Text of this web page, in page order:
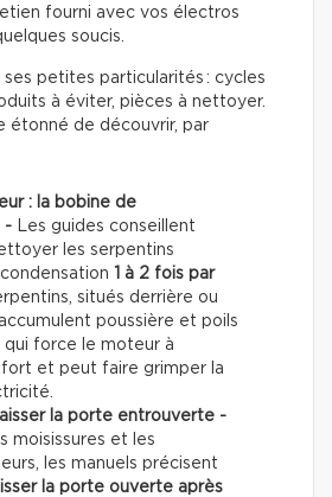
fourni avec vos électros
soucis.
ses petites particularités : cycles
à éviter, pièces à nettoyer.
étonné de découvrir, par
: la bobine de
- Les guides conseillent
les serpentins
1 à 2 fois par
situés derrière ou
poussière et poils
qui force le moteur à
fort et peut faire grimper la
la porte entrouverte -
moisissures et les
les manuels précisent
la porte ouverte après